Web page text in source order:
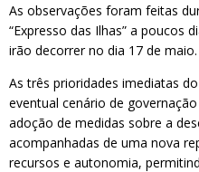
As observações foram feitas
“Expresso das Ilhas” a poucos
irão decorrer no dia 17 de maio.
As três prioridades imediatas
eventual cenário de
adoção de medidas sobre a
acompanhadas de uma nova
recursos e autonomia,